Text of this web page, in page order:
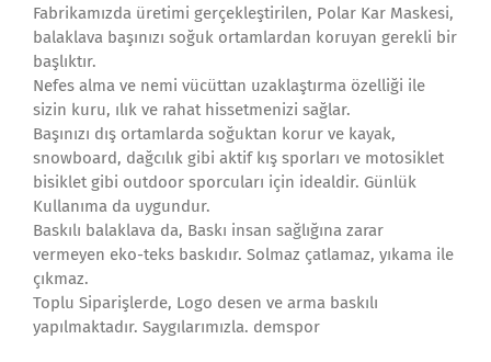
Fabrikamızda üretimi gerçekleştirilen, Polar Kar Maskesi,
balaklava başınızı soğuk ortamlardan koruyan gerekli bir
başlıktır.
Nefes alma ve nemi vücüttan uzaklaştırma özelliği ile
sizin kuru, ılık ve rahat hissetmenizi sağlar.
Başınızı dış ortamlarda soğuktan korur ve kayak,
snowboard, dağcılık gibi aktif kış sporları ve motosiklet
bisiklet gibi outdoor sporcuları için idealdir. Günlük
Kullanıma da uygundur.
Baskılı balaklava da, Baskı insan sağlığına zarar
vermeyen eko-teks baskıdır. Solmaz çatlamaz, yıkama ile
çıkmaz.
Toplu Siparişlerde, Logo desen ve arma baskılı
yapılmaktadır. Saygılarımızla. demspor